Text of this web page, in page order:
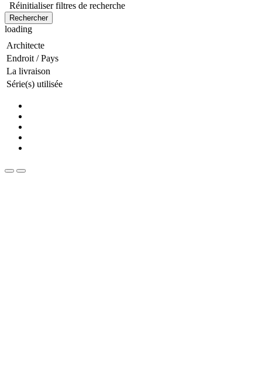
Réinitialiser filtres de recherche
Rechercher
loading
Architecte
Endroit / Pays
La livraison
Série(s) utilisée